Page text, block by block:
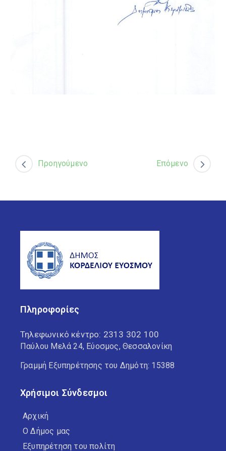
Προηγούμενο Επόμενο
Πληροφορίες
Τηλεφωνικό κέντρο: 2313 302 100
Παύλου Μελά 24, Εύοσμος, Θεσσαλονίκη
Γραμμή Εξυπηρέτησης του Δημότη: 15388
Χρήσιμοι Σύνδεσμοι
Αρχική
Ο Δήμος μας
Εξυπηρέτηση του πολίτη